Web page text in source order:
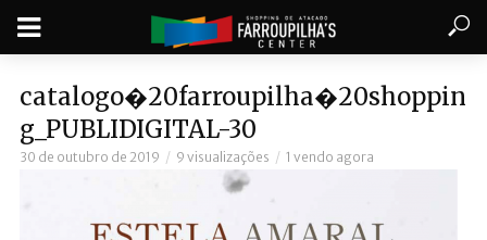
catalogo�20farroupilha�20shoppin
g_PUBLIDIGITAL-30
30 de outubro de 2019 9 visualizações 1 vendo agora